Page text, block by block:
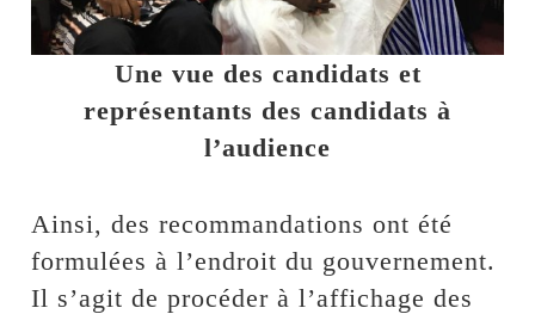
Une vue des candidats et
représentants des candidats à
l’audience
Ainsi, des recommandations ont été
formulées à l’endroit du gouvernement.
Il s’agit de procéder à l’affichage des